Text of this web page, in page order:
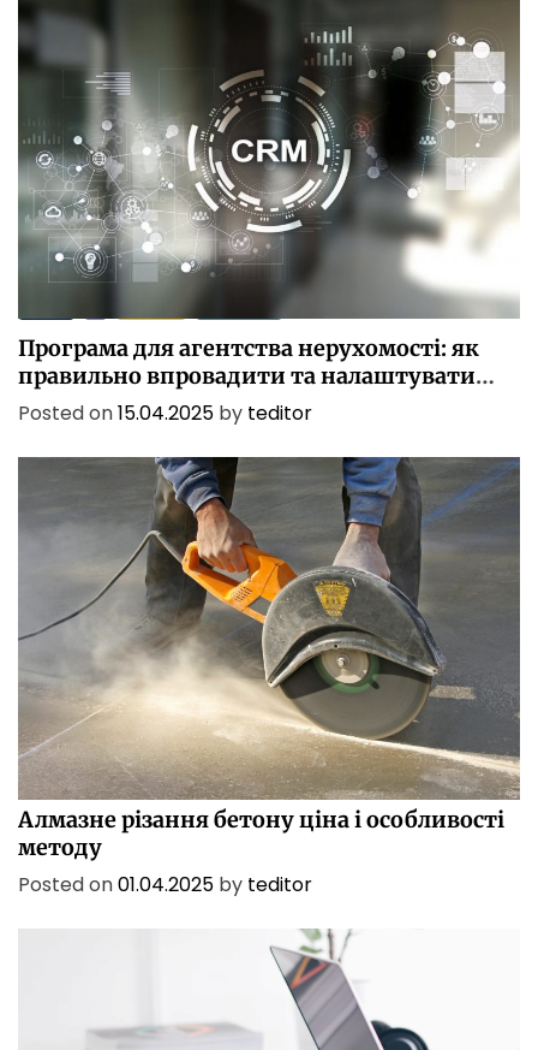
Програма для агентства нерухомості: як
правильно впровадити та налаштувати
CRM
Posted on15.04.2025 by teditor
БІЗНЕС ПОСЛУГИ ТЕХНОЛОГІЇ
Алмазне різання бетону ціна і особливості
методу
Posted on01.04.2025 by teditor